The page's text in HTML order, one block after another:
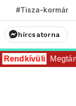
#Tisza-kormány
hírcsatorna
Rendkívüli